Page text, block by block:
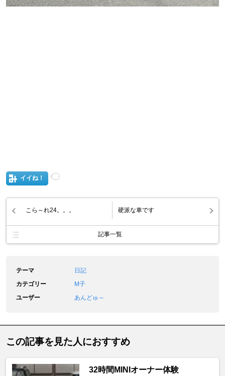
イイね！
こら～れ24。。。 硬派な車です
記事一覧
テーマ
日記
カテゴリー
M子
ユーザー
あんどゅ～
この記事を見た人におすすめ
32時間MINIオーナー体験